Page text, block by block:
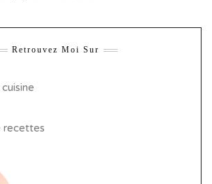
Retrouvez Moi Sur